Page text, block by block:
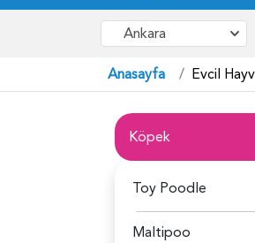
Ankara
Anasayfa Evcil
Köpek
Toy Poodle
Maltipoo